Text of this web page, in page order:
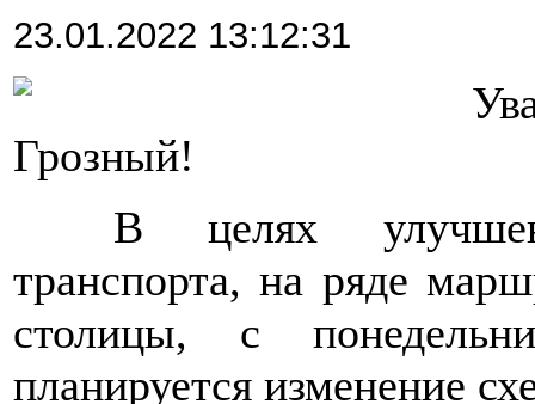
23.01.2022 13:12:31
Грозный!
В целях
транспорта, на ряде
столицы, с
планируется изменение